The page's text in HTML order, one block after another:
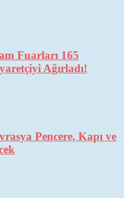
Fuarları 165
Ağırladı!
Pencere, Kapı ve